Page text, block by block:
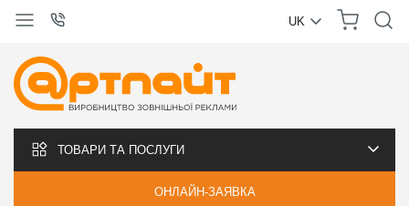
UK
ТОВАРИ ТА ПОСЛУГИ
ОНЛАЙН-ЗАЯВКА